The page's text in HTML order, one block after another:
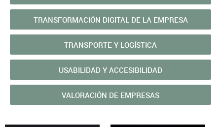
TRANSFORMACIÓN DIGITAL DE LA EMPRESA
TRANSPORTE Y LOGÍ­STICA
USABILIDAD Y ACCESIBILIDAD
VALORACIÓN DE EMPRESAS